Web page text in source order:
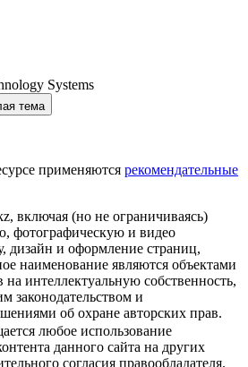
Systems
тема
применяются рекомендательные
включая (но не ограничиваясь)
фотографическую и видео
дизайн и оформление страниц,
наименование являются объектами
на интеллектуальную собственность,
законодательством и
об охране авторских прав.
любое использование
данного сайта на других
согласия правообладателя.